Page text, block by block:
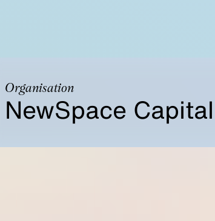
Organisation
NewSpace Capital